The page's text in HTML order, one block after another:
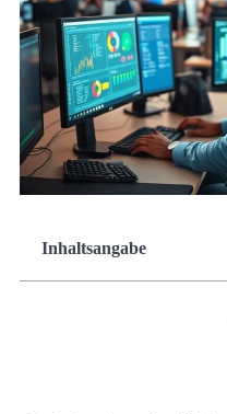
Inhaltsangabe